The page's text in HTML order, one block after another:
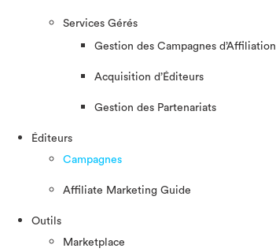
Services Gérés
Gestion des Campagnes d’Affiliation​
Acquisition d’Éditeurs
Gestion des Partenariats
Éditeurs
Campagnes
Affiliate Marketing Guide
Outils
Marketplace